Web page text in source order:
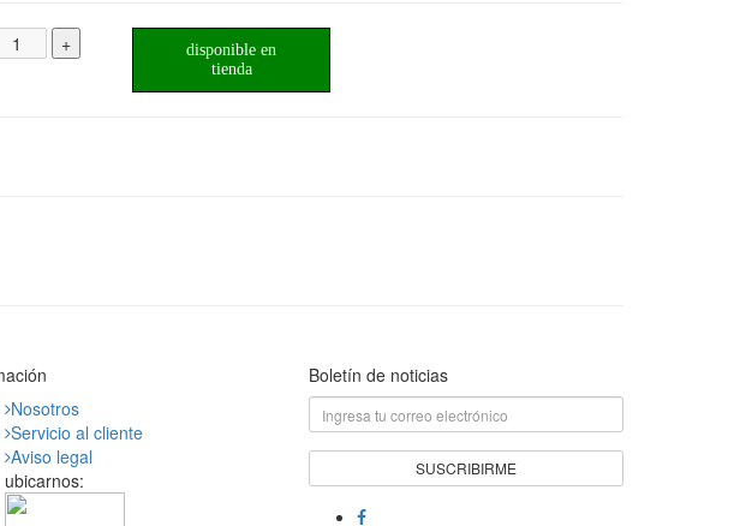
+
disponible en
tienda
Nosotros
Servicio al cliente
Aviso legal
ubicarnos:
Boletín de noticias